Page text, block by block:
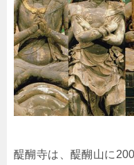
醍醐寺は、醍醐山に